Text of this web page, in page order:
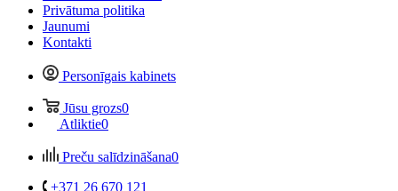
Privātuma politika
Jaunumi
Kontakti
Personīgais kabinets
Jūsu grozs0
Atliktie0
Preču salīdzināšana0
+371 26 670 121